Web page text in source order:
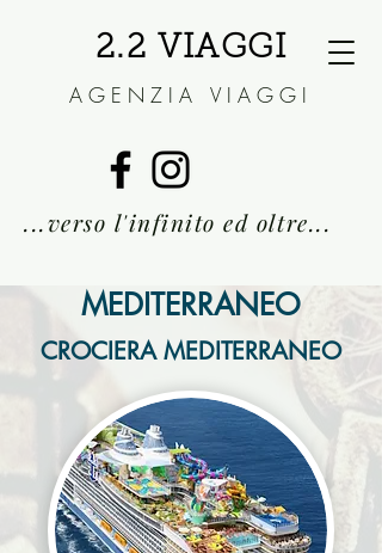
2.2 VIAGGI
AGENZIA VIAGGI
...verso l'infinito ed oltre...
MEDITERRANEO
CROCIERA MEDITERRANEO